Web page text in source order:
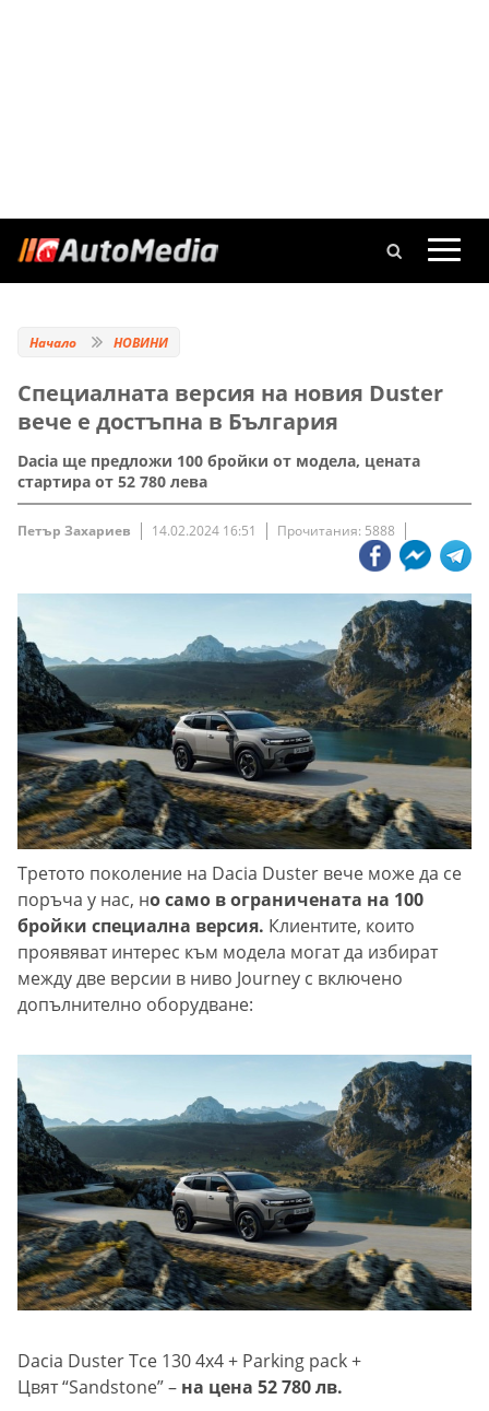
Начало НОВИНИ
Специалната версия на новия Duster
вече е достъпна в България
Dacia ще предложи 100 бройки от модела, цената
стартира от 52 780 лева
Петър Захариев 14.02.2024 16:51 Прочитания: 5888
Третото поколение на Dacia Duster вече може да се
поръча у нас, но само в ограничената на 100
бройки специална версия. Клиентите, които
проявяват интерес към модела могат да избират
между две версии в ниво Journey с включено
допълнително оборудване:
Dacia Duster Tce 130 4x4 + Parking pack +
Цвят “Sandstone” – на цена 52 780 лв.